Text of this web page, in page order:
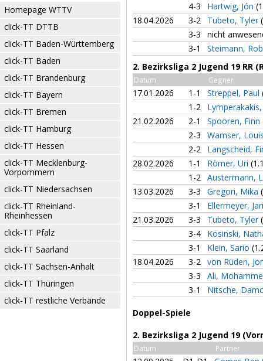
Homepage WTTV
click-TT DTTB
click-TT Baden-Württemberg
click-TT Baden
click-TT Brandenburg
click-TT Bayern
click-TT Bremen
click-TT Hamburg
click-TT Hessen
click-TT Mecklenburg-
Vorpommern
click-TT Niedersachsen
click-TT Rheinland-
Rheinhessen
click-TT Pfalz
click-TT Saarland
click-TT Sachsen-Anhalt
click-TT Thüringen
click-TT restliche Verbände
4-3
Hartwig, Jón
18.04.2026
3-2 Tubeto, Tyler
3-3
nicht
3-1
Steimann,
2. Bezirksliga 2 Jugend 19 RR
Datum Gegner
17.01.2026 1-1 Streppel, Paul
1-2
21.02.2026
2-1 Spooren, Finn
2-3
Wamser,
2-2
Langscheid,
28.02.2026
1-1 Römer, Uri
1-2 Austermann,
13.03.2026
3-3 Gregori, Mika
3-1
Ellermeyer,
21.03.2026
3-3 Tubeto, Tyler
3-4
Kosinski,
3-1
Klein, Sario
18.04.2026
3-2 von Rüden,
3-3
Ali,
3-1
Nitsche,
Doppel-Spiele
2. Bezirksliga 2 Jugend 19
Datum Partner